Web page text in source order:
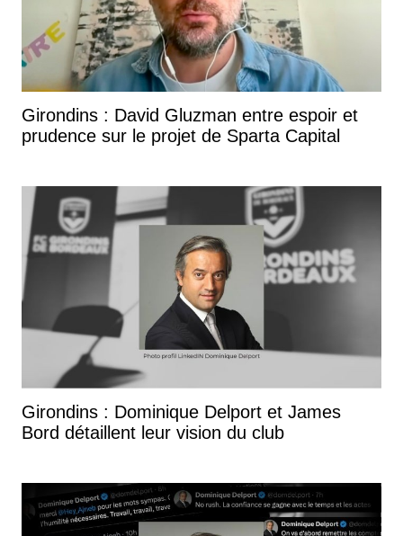
Girondins : David Gluzman entre espoir et
prudence sur le projet de Sparta Capital
Girondins : Dominique Delport et James
Bord détaillent leur vision du club